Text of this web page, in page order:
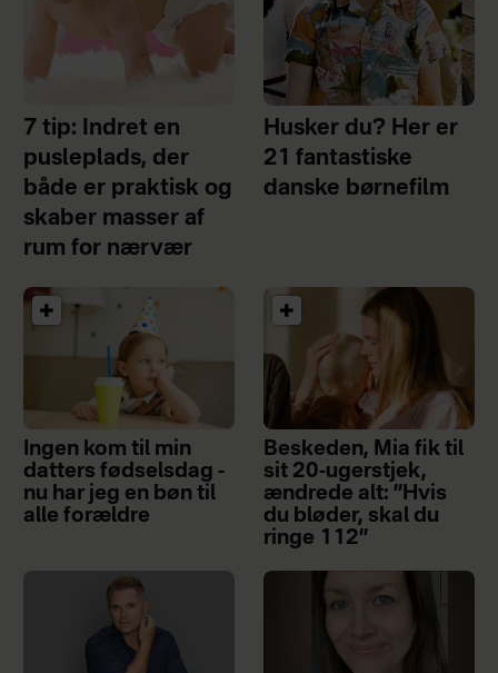
7 tip: Indret en
pusleplads, der
både er praktisk og
skaber masser af
rum for nærvær
Husker du? Her er
21 fantastiske
danske børnefilm
Ingen kom til min
datters fødselsdag -
nu har jeg en bøn til
alle forældre
Beskeden, Mia fik til
sit 20-ugerstjek,
ændrede alt: ”Hvis
du bløder, skal du
ringe 112”